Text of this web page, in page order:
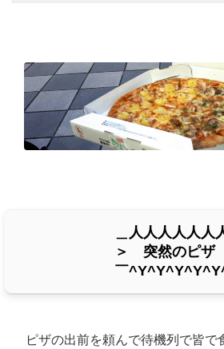
＿人人人人人人
＞ 突然のピザ
￣
ピザの出前を頼んで待機列で皆で